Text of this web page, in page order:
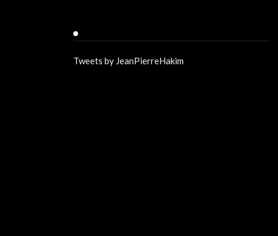
Tweets by JeanPierreHakim